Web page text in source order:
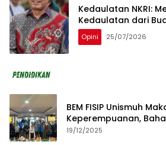
Kedaulatan NKRI:
Kedaulatan dari
Opini 25/07/2026
BEM FISIP Unismuh
Keperempuanan,
dan Budaya Lokal
19/12/2025